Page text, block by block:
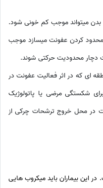
بدن میتواند موجب کم خونی شود.
کردن عفونت میسازد موجب
دچار محدودیت حرکتی شوند.
ای که در اثر فعالیت عفونت در
شکستگی مرضی یا پاتولوژیک
در محل خروج ترشحات چرکی از
این بیماران باید میکروب هایی